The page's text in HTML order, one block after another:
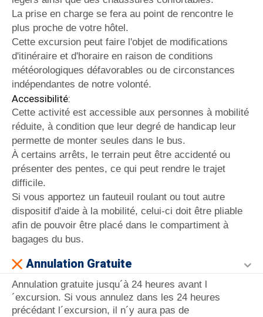
La prise en charge se fera au point de rencontre le
plus proche de votre hôtel.
Cette excursion peut faire l'objet de modifications
d'itinéraire et d'horaire en raison de conditions
météorologiques défavorables ou de circonstances
indépendantes de notre volonté.
Accessibilité:
Cette activité est accessible aux personnes à mobilité
réduite, à condition que leur degré de handicap leur
permette de monter seules dans le bus.
À certains arrêts, le terrain peut être accidenté ou
présenter des pentes, ce qui peut rendre le trajet
difficile.
Si vous apportez un fauteuil roulant ou tout autre
dispositif d'aide à la mobilité, celui-ci doit être pliable
afin de pouvoir être placé dans le compartiment à
bagages du bus.
Annulation Gratuite
Annulation gratuite jusqu´à 24 heures avant l
´excursion. Si vous annulez dans les 24 heures
précédant l´excursion, il n´y aura pas de